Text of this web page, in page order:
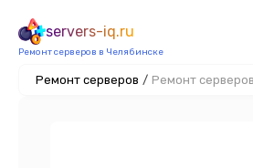
servers-iq.ru
Ремонт серверов в Челябинске
Ремонт серверов / Ремонт